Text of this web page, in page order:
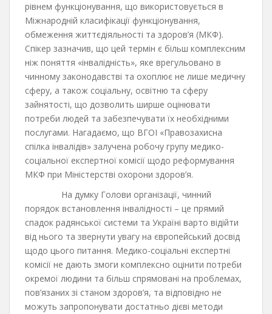
рівнем функціонування, що використовується в
Міжнародній класифікації функціонування,
обмеження життєдіяльності та здоров’я (МКФ).
Спікер зазначив, що цей термін є більш комплексним
ніж поняття «інвалідність», яке врегульовано в
чинному законодавстві та охоплює не лише медичну
сферу, а також соціальну, освітню та сферу
зайнятості, що дозволить ширше оцінювати
потреби людей та забезпечувати їх необхідними
послугами. Нагадаємо, що ВГОІ «Правозахисна
спілка інвалідів» залучена робочу групу медико-
соціальної експертної комісії щодо реформування
МКФ при Міністерстві охорони здоров’я.
На думку Голови організації, чинний
порядок встановлення інвалідності – це прямий
спадок радянської системи та Україні варто відійти
від нього та звернути увагу на європейський досвід
щодо цього питання. Медико-соціальні експертні
комісії не дають змоги комплексно оцінити потреби
окремої людини та більш спрямовані на проблемах,
пов’язаних зі станом здоров’я, та відповідно не
можуть запропонувати достатньо дієві методи